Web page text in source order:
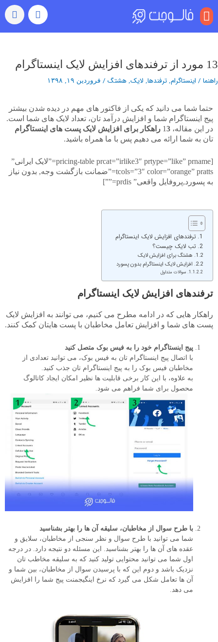
منو
13 مورد از ترفندهای افزایش لایک اینستاگرام
راهنما / اینستاگرام, ترفندها, لایک, هشتگ / فروردین ۱۹, ۱۳۹۸
حتما شما می دانید که یکی از فاکتور های مهم در دیده شدن بیشتر
پیج اینستاگرام شما و افزایش درآمد تان، تعداد لایک های شما است.
در این مقاله، 1 3 راهکار برای افزایش لایک پست های اینستاگرام
تان به شما ارائه می دهیم پس با ما همراه باشید.
[pricing-table prcat=”irlike3″ prtype=”like” prname=”لایک ایرانی”
tcols=”3″ color=”orange” pratts=”ضمانت بازگشت وجه, بدون نیاز
به پسورد,پروفایل واقعی” prdis=””]
ترفندهای افزایش لایک اینستاگرام
تب لایک چیست؟
هشتگ برای افزایش لایک
افزایش لایک اینستاگرام بدون پسورد
سوالات متداول
ترفندهای افزایش لایک اینستاگرام
راهکار هایی که در ادامه مطرح می کنیم، می توانند به افزایش لایک
پست های شما و افزایش تعامل مخاطبان با پست هایتان کمک کنند.
پیج اینستاگرام خود را به فیس بوک متصل کنید
با اتصال پیج اینستاگرام تان به فیس بوک، می توانید تعدادی از
مخاطبان فیس بوک را به پیج اینستاگرام تان جذب کنید.
به علاوه، با این کار برخی قابلیت ها نظیر امکان ایجاد کاتالوگ
محصول برای شما فراهم می شود.
با طرح سوال از مخاطبان، سلیقه آن ها را بهتر بشناسید
شما می توانید با طرح سوال و نظر سنجی از مخاطبان، سلایق و
عقده های آن ها را بهتر بشناسید. این مسئله دو نتیجه دارد. در درجه
اول شما می توانید محتوایی تولید کنید که به سلیقه مخاطب تان
نزدیک باشد و دوم این که با پرسیدن سوال از مخاطبان، بین شما و
آن ها تعامل شکل می گیرد که نرخ اینگیجمنت پیج شما را افزایش
می دهد.